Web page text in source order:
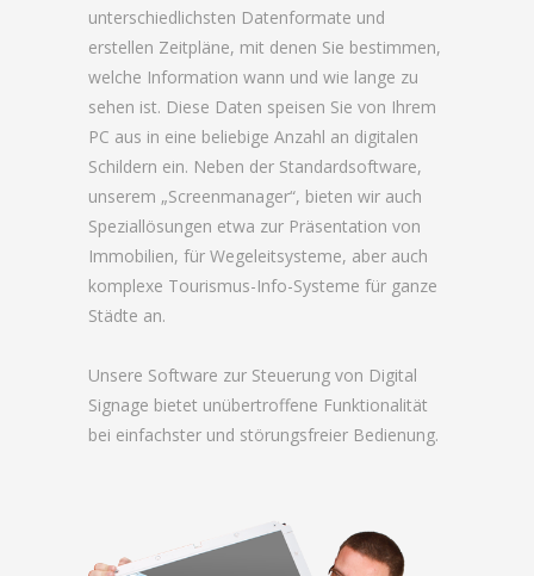
unterschiedlichsten Datenformate und
erstellen Zeitpläne, mit denen Sie bestimmen,
welche Information wann und wie lange zu
sehen ist. Diese Daten speisen Sie von Ihrem
PC aus in eine beliebige Anzahl an digitalen
Schildern ein. Neben der Standardsoftware,
unserem „Screenmanager“, bieten wir auch
Speziallösungen etwa zur Präsentation von
Immobilien, für Wegeleitsysteme, aber auch
komplexe Tourismus-Info-Systeme für ganze
Städte an.
Unsere Software zur Steuerung von Digital
Signage bietet unübertroffene Funktionalität
bei einfachster und störungsfreier Bedienung.